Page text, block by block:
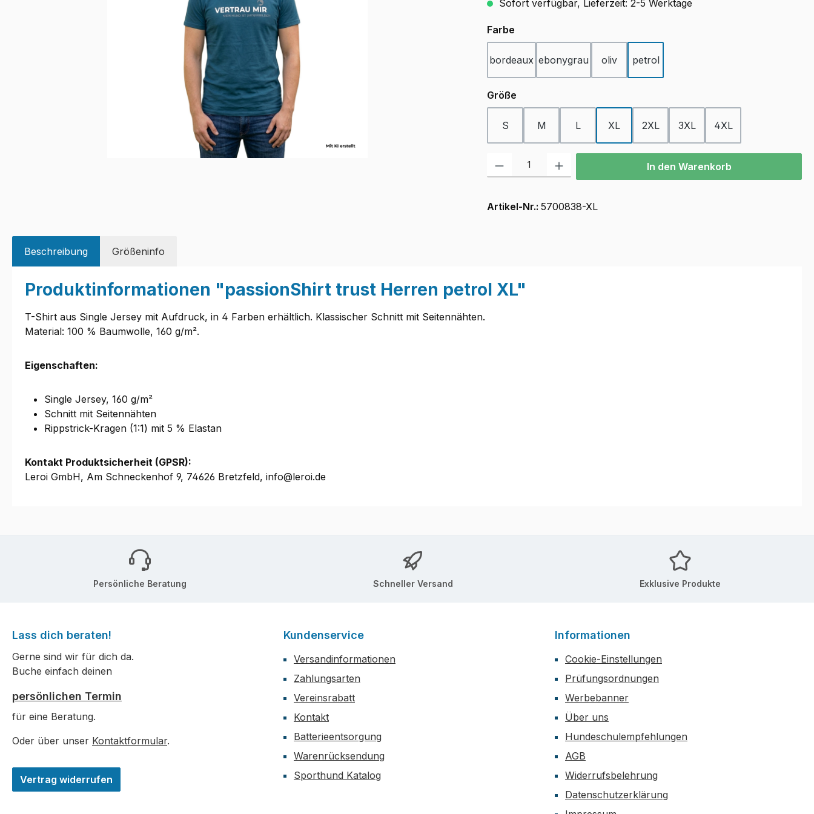
Sofort verfügbar, Lieferzeit: 2-5 Werktage
Farbe
bordeaux ebonygrau oliv petrol
Größe
S M L XL 2XL 3XL 4XL
Produkt Anzahl: Gib den gewünschten Wert ein oder benutze die Schaltflächen
In den Warenkorb
Artikel-Nr.: 5700838-XL
Beschreibung Größeninfo
Produktinformationen "passionShirt trust Herren petrol XL"
T-Shirt aus Single Jersey mit Aufdruck, in 4 Farben erhältlich. Klassischer Schnitt mit Seitennähten.
Material: 100 % Baumwolle, 160 g/m².
Eigenschaften:
Single Jersey, 160 g/m²
Schnitt mit Seitennähten
Rippstrick-Kragen (1:1) mit 5 % Elastan
Kontakt Produktsicherheit (GPSR):
Leroi GmbH, Am Schneckenhof 9, 74626 Bretzfeld, info@leroi.de
Persönliche Beratung Schneller Versand Exklusive Produkte
Lass dich beraten!
Gerne sind wir für dich da.
Buche einfach deinen
persönlichen Termin
für eine Beratung.
Oder über unser Kontaktformular.
Vertrag widerrufen
Kundenservice
Versandinformationen
Zahlungsarten
Vereinsrabatt
Kontakt
Batterieentsorgung
Warenrücksendung
Sporthund Katalog
Informationen
Cookie-Einstellungen
Prüfungsordnungen
Werbebanner
Über uns
Hundeschulempfehlungen
AGB
Widerrufsbelehrung
Datenschutzerklärung